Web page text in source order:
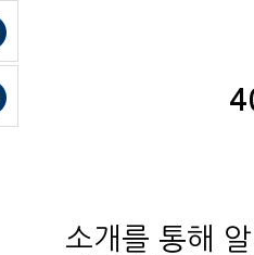
소개를 통해